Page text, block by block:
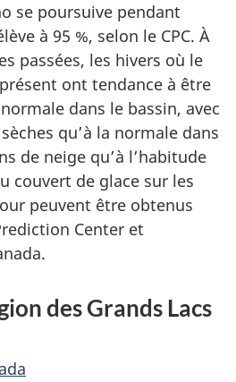
se poursuive pendant
à 95 %, selon le CPC. À
passées, les hivers où le
ont tendance à être
dans le bassin, avec
qu’à la normale dans
de neige qu’à l’habitude
couvert de glace sur les
peuvent être obtenus
Center et
des Grands Lacs